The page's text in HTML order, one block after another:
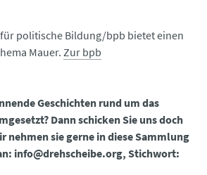
politische Bildung/bpb bietet einen
Mauer. Zur bpb
Geschichten rund um das
Dann schicken Sie uns doch
nehmen sie gerne in diese Sammlung
info@drehscheibe.org, Stichwort: